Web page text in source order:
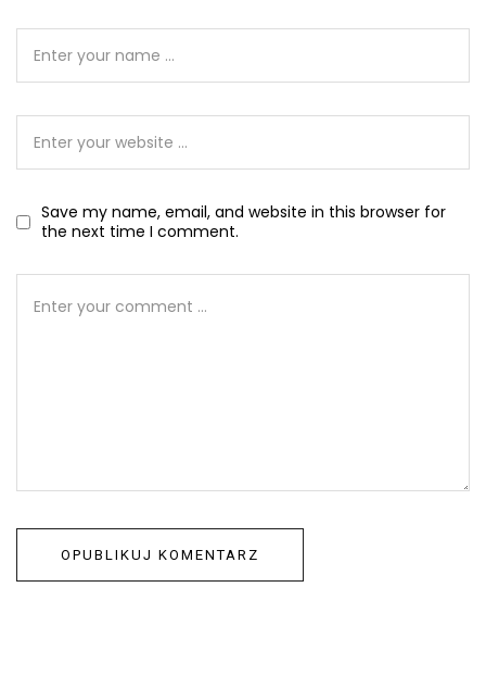
Save my name, email, and website in this browser for
the next time I comment.